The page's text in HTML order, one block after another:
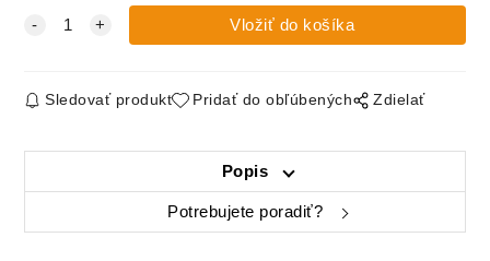
Sledovať produkt Pridať do obľúbených Zdielať
Popis
Potrebujete poradiť?